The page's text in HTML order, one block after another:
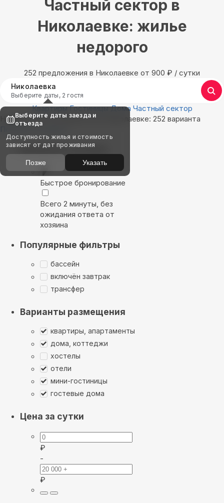
Частный сектор в
Николаевке: жилье
недорого
252 предложения в Николаевке oт 900 ₽ / сутки
Николаевка
Выберите даты, 2 гостя
Квартиры Гостиницы Дома Частный сектор
Найдём, где остановиться в Николаевке: 252 варианта
Показать на карте
Выбирайте лучшее
Быстрое бронирование
Всего 2 минуты, без
ожидания ответа от
хозяина
Популярные фильтры
бассейн
включён завтрак
трансфер
Варианты размещения
квартиры, апартаменты
дома, коттеджи
хостелы
отели
мини-гостиницы
гостевые дома
Цена за сутки
₽
-
₽
Выберите даты заезда и
отъезда
Доступность жилья и стоимость
зависят от дат проживания
Позже Указать